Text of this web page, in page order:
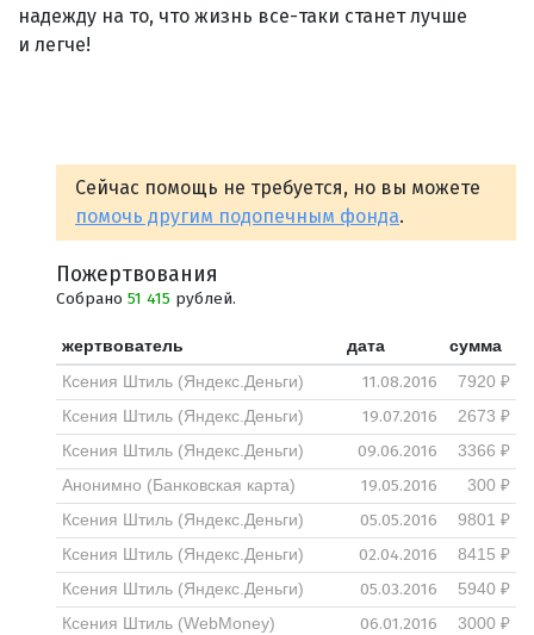
надежду на то, что жизнь все-таки станет лучше
и легче!
Сейчас помощь не требуется, но вы можете
помочь другим подопечным фонда.
Пожертвования
Собрано 51 415 рублей.
жертвователь дата
сумма
Ксения Штиль (Яндекс.Деньги)
11.08.2016
7920 ₽
Ксения Штиль (Яндекс.Деньги)
19.07.2016
2673 ₽
Ксения Штиль (Яндекс.Деньги)
09.06.2016
3366 ₽
Анонимно (Банковская карта)
19.05.2016
300 ₽
Ксения Штиль (Яндекс.Деньги)
05.05.2016
9801 ₽
Ксения Штиль (Яндекс.Деньги)
02.04.2016
8415 ₽
Ксения Штиль (Яндекс.Деньги)
05.03.2016
5940 ₽
Ксения Штиль (WebMoney)
06.01.2016
3000 ₽